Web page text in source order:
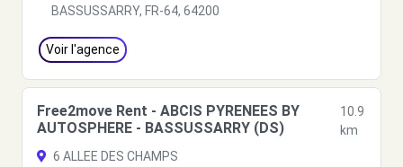
BASSUSSARRY, FR-64, 64200
Voir l'agence
Free2move Rent - ABCIS PYRENEES BY
AUTOSPHERE - BASSUSSARRY (DS)
10.9
km
6 ALLEE DES CHAMPS